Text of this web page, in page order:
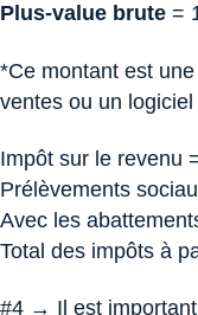
Plus-value brute =
*Ce montant est
ventes ou un
Impôt sur le revenu
Prélèvements
Avec les
Total des impôts à
#4 → Il est